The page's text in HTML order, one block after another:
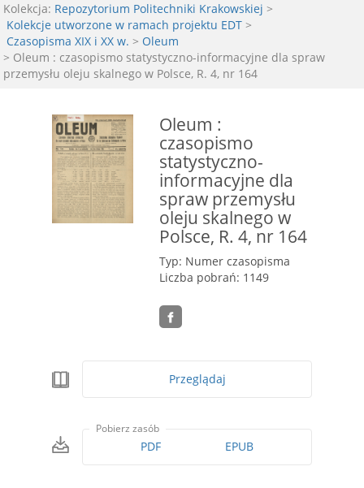
Kolekcja: Repozytorium Politechniki Krakowskiej >
Kolekcje utworzone w ramach projektu EDT >
Czasopisma XIX i XX w. > Oleum
> Oleum : czasopismo statystyczno-informacyjne dla spraw
przemysłu oleju skalnego w Polsce, R. 4, nr 164
Oleum :
czasopismo
statystyczno-
informacyjne dla
spraw przemysłu
oleju skalnego w
Polsce, R. 4, nr 164
Typ: Numer czasopisma
Liczba pobrań: 1149
Przeglądaj
Pobierz zasób
PDF EPUB